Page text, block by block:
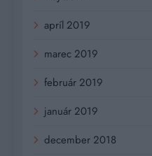
apríl 2019
marec 2019
február 2019
január 2019
december 2018